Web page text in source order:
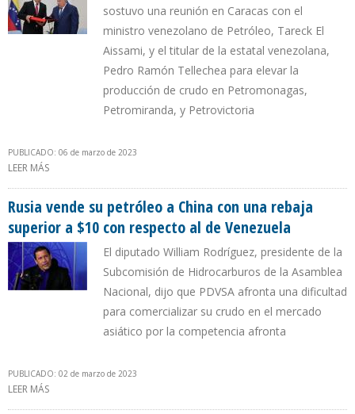
sostuvo una reunión en Caracas con el
ministro venezolano de Petróleo, Tareck El
Aissami, y el titular de la estatal venezolana,
Pedro Ramón Tellechea para elevar la
producción de crudo en Petromonagas,
Petromiranda, y Petrovictoria
PUBLICADO: 06 de marzo de 2023
LEER MÁS
Rusia vende su petróleo a China con una rebaja
superior a $10 con respecto al de Venezuela
El diputado William Rodríguez, presidente de la
Subcomisión de Hidrocarburos de la Asamblea
Nacional, dijo que PDVSA afronta una dificultad
para comercializar su crudo en el mercado
asiático por la competencia afronta
PUBLICADO: 02 de marzo de 2023
LEER MÁS